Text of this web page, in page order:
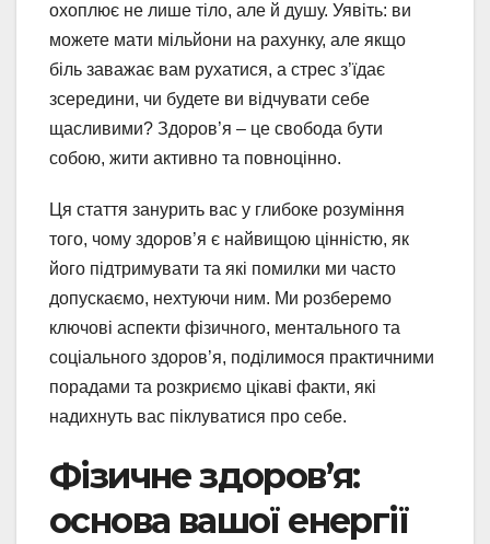
охоплює не лише тіло, але й душу. Уявіть: ви
можете мати мільйони на рахунку, але якщо
біль заважає вам рухатися, а стрес з’їдає
зсередини, чи будете ви відчувати себе
щасливими? Здоров’я – це свобода бути
собою, жити активно та повноцінно.
Ця стаття занурить вас у глибоке розуміння
того, чому здоров’я є найвищою цінністю, як
його підтримувати та які помилки ми часто
допускаємо, нехтуючи ним. Ми розберемо
ключові аспекти фізичного, ментального та
соціального здоров’я, поділимося практичними
порадами та розкриємо цікаві факти, які
надихнуть вас піклуватися про себе.
Фізичне здоров’я:
основа вашої енергії